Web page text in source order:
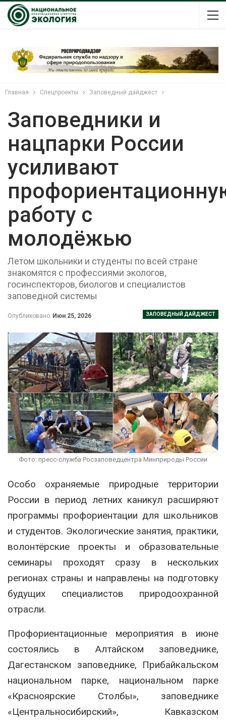
Главная Спецпроекты Заповедный дайджест
Заповедники и
нацпарки России
усиливают
работу с
молодёжью
Летом школьники и студенты по всей стране
знакомятся с профессиями экологов,
госинспекторов, биологов и специалистов
заповедной системы
ЗАПОВЕДНЫЙ ДАЙДЖЕСТ
Опубликовано Июн 25, 2026
Фото: пресс-служба Росзаповедцентра Минприроды России
Особо охраняемые природные территории
России в период летних каникул расширяют
программы профориентации для школьников
и студентов. Экологические занятия, практики,
волонтёрские проекты и образовательные
семинары проходят сразу в нескольких
регионах страны и направлены на подготовку
будущих специалистов природоохранной
отрасли.
Профориентационные мероприятия в июне
состоялись в Алтайском заповеднике,
Дагестанском заповеднике, Прибайкальском
национальном парке, национальном парке
«Красноярские Столбы», заповеднике
«Центральносибирский», Кавказском